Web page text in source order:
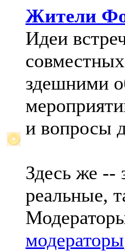
Жители
Идеи
здешними
и вопросы
Здесь же --
реальные,
модераторы